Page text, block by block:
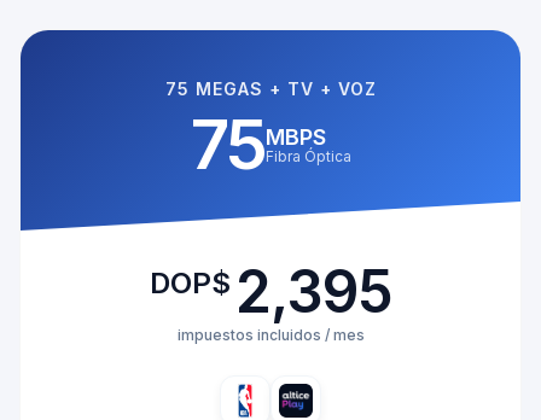
75 MEGAS + TV + VOZ
75MBPS
Fibra Óptica
DOP$ 2,395
impuestos incluidos / mes